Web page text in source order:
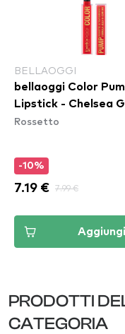
BELLAOGGI
bellaoggi Color
Lipstick - Chelsea
Rossetto
-10%
7.19 € 7.99 €
Aggiungi
PRODOTTI
CATEGORIA